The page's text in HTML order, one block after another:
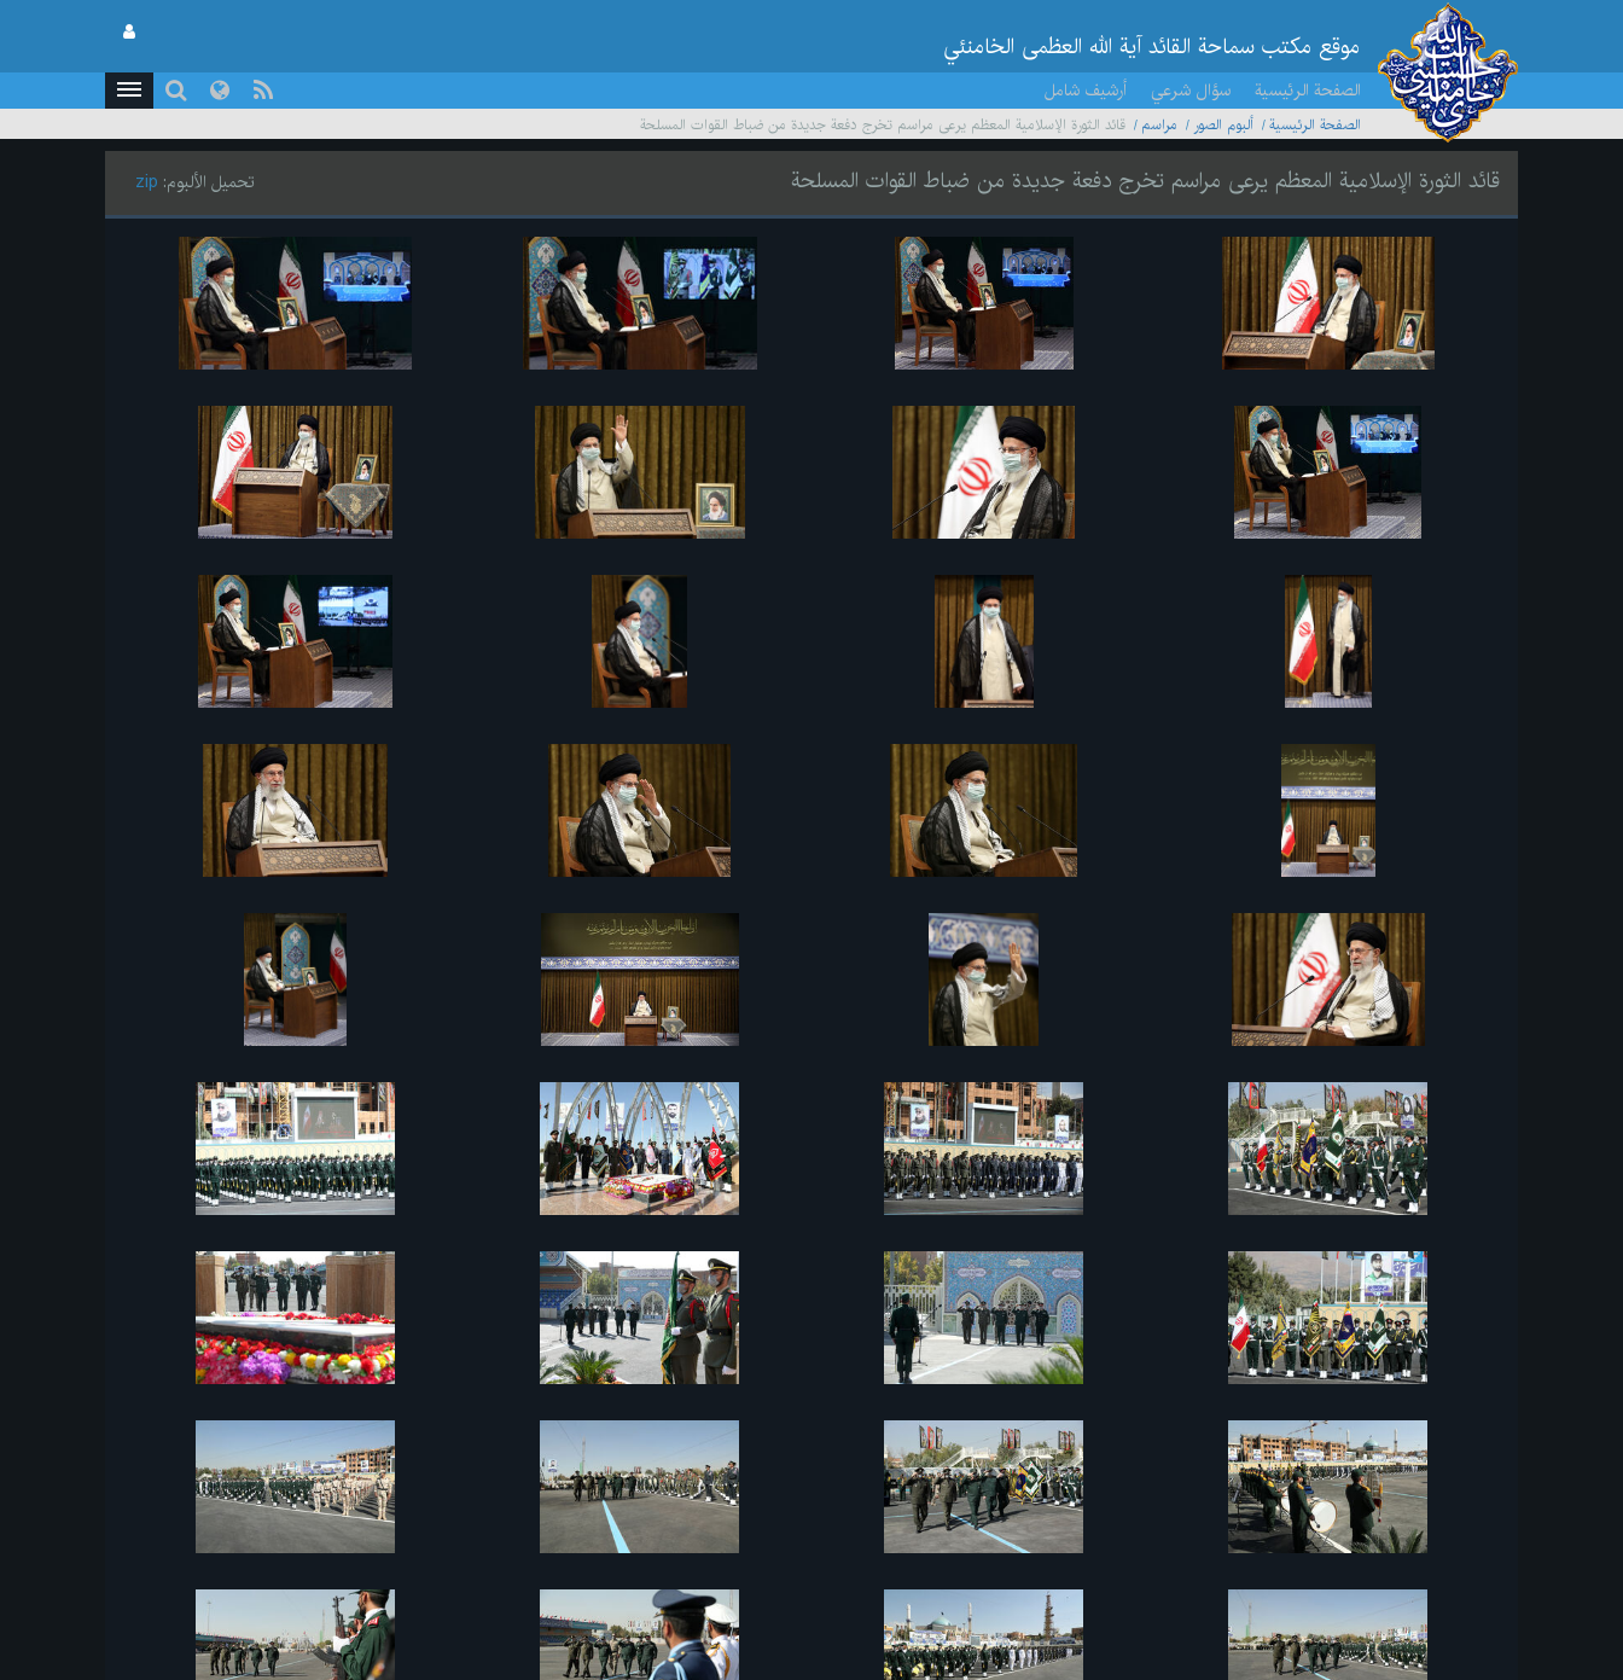
موقع مکتب سماحة القائد آية الله العظمى الخامنئي
الصفحة الرئيسية سؤال شرعي أرشيف شامل
الصفحة الرئيسية ألبوم الصور مراسم قائد الثورة الإسلامية المعظم يرعى مراسم تخرج دفعة جديدة من ضباط القوات المسلحة
قائد الثورة الإسلامية المعظم يرعى مراسم تخرج دفعة جديدة من ضباط القوات المسلحة تحميل الألبوم: zip